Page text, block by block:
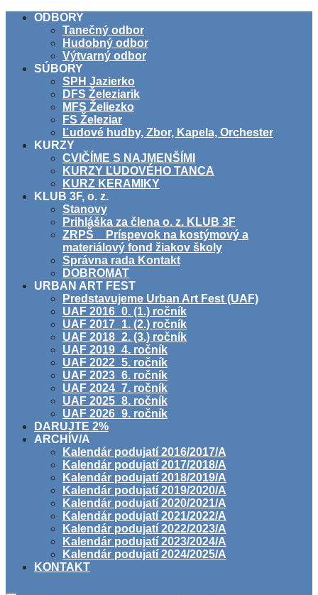
ODBORY
Tanečný odbor
Hudobný odbor
Výtvarný odbor
SÚBORY
SPH Jazierko
DFS Železiarik
MFS Želiezko
FS Železiar
Ľudové hudby, Zbor, Kapela, Orchester
KURZY
CVIČÍME S NAJMENŠÍMI
KURZY ĽUDOVÉHO TANCA
KURZ KERAMIKY
KLUB 3F, o. z.
Stanovy
Prihláška za člena o. z. KLUB 3F
ZRPŠ _ Príspevok na kostýmový a
materiálový fond žiakov školy
Správna rada Kontakt
DOBROMAT
URBAN ART FEST
Predstavujeme Urban Art Fest (UAF)
UAF 2016_0. (1.) ročník
UAF 2017_1. (2.) ročník
UAF 2018_2. (3.) ročník
UAF 2019_4. ročník
UAF 2022_5. ročník
UAF 2023_6. ročník
UAF 2024_7. ročník
UAF 2025_8. ročník
UAF 2026_9. ročník
DARUJTE 2%
ARCHÍV/A
Kalendár podujatí 2016/2017/A
Kalendár podujatí 2017/2018/A
Kalendár podujatí 2018/2019/A
Kalendár podujatí 2019/2020/A
Kalendár podujatí 2020/2021/A
Kalendár podujatí 2021/2022/A
Kalendár podujatí 2022/2023/A
Kalendár podujatí 2023/2024/A
Kalendár podujatí 2024/2025/A
KONTAKT